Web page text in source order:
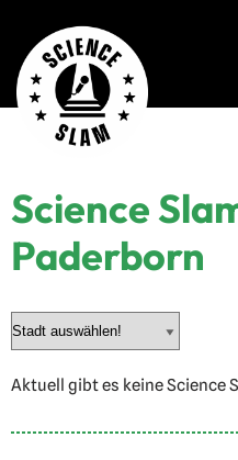
Zum
Inhalt
springen
Science
Paderborn
Aktuell gibt es keine Science